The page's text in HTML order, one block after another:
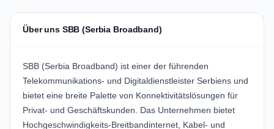
Über uns SBB (Serbia Broadband)
SBB (Serbia Broadband) ist einer der führenden
Telekommunikations- und Digitaldienstleister Serbiens und
bietet eine breite Palette von Konnektivitätslösungen für
Privat- und Geschäftskunden. Das Unternehmen bietet
Hochgeschwindigkeits-Breitbandinternet, Kabel- und